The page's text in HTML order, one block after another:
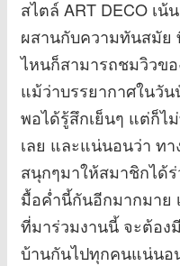
สไตล์ ART DECO เ
ผสานกับความทันสมัย
ไหนก็สามารถชมวิวขอ
แม้ว่าบรรยากาศในวั
พอได้รู้สึกเย็นๆ แต่ก็ไ
เลย และแน่นอนว่า ทา
สนุกๆมาให้สมาชิกได้
มื้อค่ำนี้กันอีกมากมาย
ที่มาร่วมงานนี้ จะต้อ
บ้านกันไปทุกคนแน่นอ